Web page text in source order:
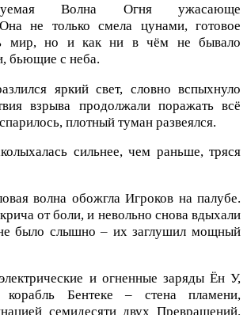
Волна Огня ужасающе
не только смела цунами, готовое
мир, но и как ни в чём не бывало
бьющие с неба.
яркий свет, словно вспыхнуло
взрыва продолжали поражать всё
плотный туман развеялся.
сильнее, чем раньше, тряся
волна обожгла Игроков на палубе.
от боли, и невольно снова вдыхали
было слышно – их заглушил мощный
и огненные заряды Ён У,
Бентеке – стена пламени,
семидесяти двух Превращений.